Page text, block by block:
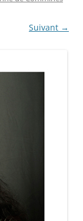
Suivant →